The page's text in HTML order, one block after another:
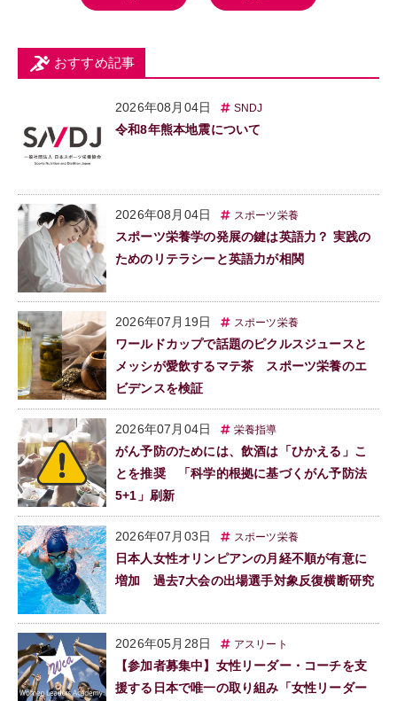
おすすめ記事
2026年08月04日 SNDJ
令和8年熊本地震について
2026年08月04日 スポーツ栄養
スポーツ栄養学の発展の鍵は英語力？ 実践の
ためのリテラシーと英語力が相関
2026年07月19日 スポーツ栄養
ワールドカップで話題のピクルスジュースと
メッシが愛飲するマテ茶 スポーツ栄養のエ
ビデンスを検証
2026年07月04日 栄養指導
がん予防のためには、飲酒は「ひかえる」こ
とを推奨 「科学的根拠に基づくがん予防法
5+1」刷新
2026年07月03日 スポーツ栄養
日本人女性オリンピアンの月経不順が有意に
増加 過去7大会の出場選手対象反復横断研究
2026年05月28日 アスリート
【参加者募集中】女性リーダー・コーチを支
援する日本で唯一の取り組み「女性リーダー